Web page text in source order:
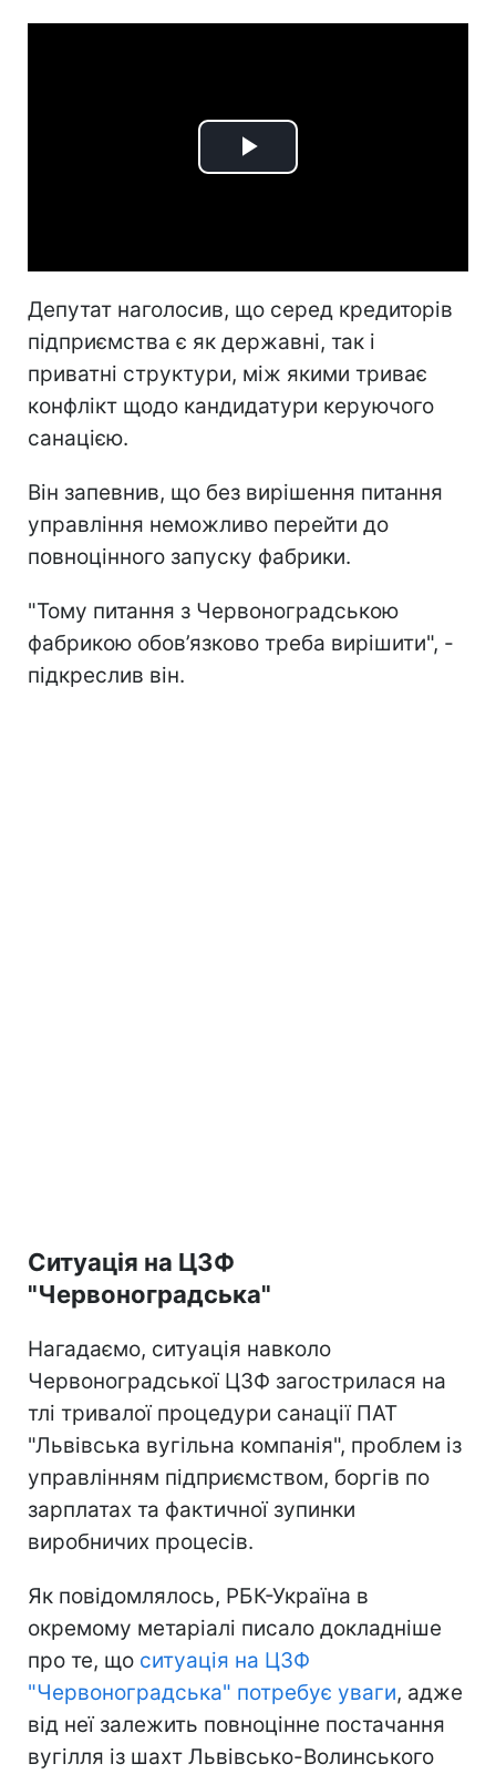
Play
Депутат наголосив, що серед кредиторів
підприємства є як державні, так і
приватні структури, між якими триває
конфлікт щодо кандидатури керуючого
санацією.
Він запевнив, що без вирішення питання
управління неможливо перейти до
повноцінного запуску фабрики.
"Тому питання з Червоноградською
фабрикою обов’язково треба вирішити", -
підкреслив він.
Ситуація на ЦЗФ
"Червоноградська"
Нагадаємо, ситуація навколо
Червоноградської ЦЗФ загострилася на
тлі тривалої процедури санації ПАТ
"Львівська вугільна компанія", проблем із
управлінням підприємством, боргів по
зарплатах та фактичної зупинки
виробничих процесів.
Як повідомлялось, РБК-Україна в
окремому метаріалі писало докладніше
про те, що ситуація на ЦЗФ
"Червоноградська" потребує уваги, адже
від неї залежить повноцінне постачання
вугілля із шахт Львівсько-Волинського